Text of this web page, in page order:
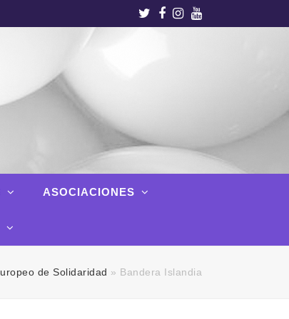
Twitter
Facebook
Instagram
Youtube
ASOCIACIONES
de Solidaridad » Bandera Islandia